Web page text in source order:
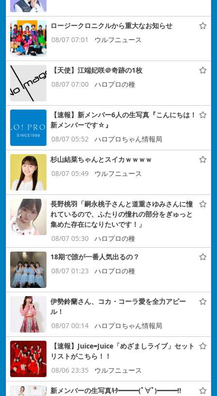
ロージークロニクルから重大なお知らせ
08/07 07:01
ウルフニュース
【天使】江端妃咲＠奇跡の1枚
08/07 07:00
ハロプロの種
【速報】新メンバー6人の生写真『こんにちは！
新メンバーです☆』
08/07 05:52
ハロプロちゃん情報局
杉山結菜ちゃんとスイカｗｗｗｗ
08/07 05:49
ウルフニュース
長野桃羽「嗣永桃子さんと道重さゆみさんに憧
れているので、ふたりの憧れの部分をぎゅっと
集めた存在になりたいです！」
08/07 05:30
ハロプロの種
18期で誰が一番人気出るの？
08/07 01:23
ハロプロの種
伊勢鈴蘭さん、コカ・コーラ愛を全力アピー
ル！
08/07 00:14
ハロプロちゃん情報局
【速報】Juice=Juice「めざましライブ」セット
リストがこちら！！
08/06 23:35
ウルフニュース
新メンバーの生写真ｷﾀ━━━(ﾟ∀ﾟ)━━━!!